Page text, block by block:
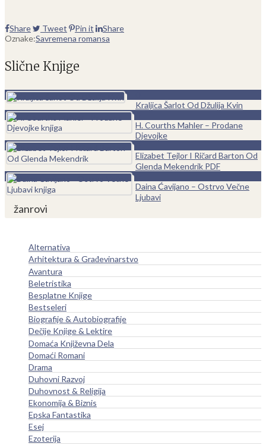
Share Tweet Pin it
Share
Oznake:Savremena romansa
Slične Knjige
Kraljica Šarlot Od Džulija Kvin
H. Courths Mahler – Prodane
Djevojke
Elizabet Tejlor I Ričard Barton Od
Glenda Mekendrik PDF
Daina Ćavijano – Ostrvo Večne
Ljubavi
žanrovi
Alternativa
Arhitektura & Građevinarstvo
Avantura
Beletristika
Besplatne Knjige
Bestseleri
Biografije & Autobiografije
Dečije Knjige & Lektire
Domaća Književna Dela
Domaći Romani
Drama
Duhovni Razvoj
Duhovnost & Religija
Ekonomija & Biznis
Epska Fantastika
Esej
Ezoterija